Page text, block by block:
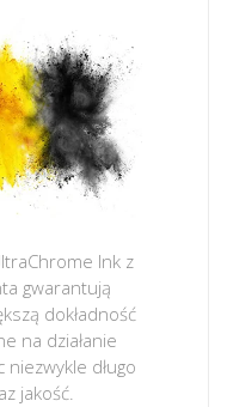
Ink z
gwarantują
dokładność
na działanie
długo
jakość.